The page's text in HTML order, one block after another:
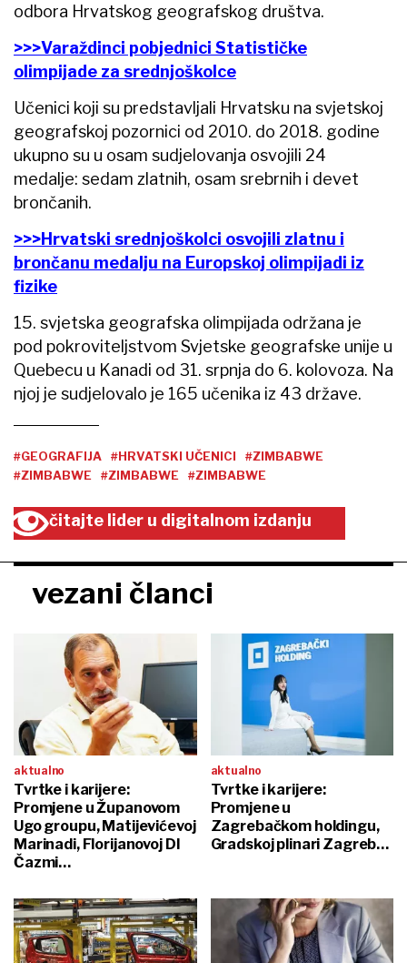
odbora Hrvatskog geografskog društva.
>>>Varaždinci pobjednici Statističke
olimpijade za srednjoškolce
Učenici koji su predstavljali Hrvatsku na svjetskoj
geografskoj pozornici od 2010. do 2018. godine
ukupno su u osam sudjelovanja osvojili 24
medalje: sedam zlatnih, osam srebrnih i devet
brončanih.
>>>Hrvatski srednjoškolci osvojili zlatnu i
brončanu medalju na Europskoj olimpijadi iz
fizike
15. svjetska geografska olimpijada održana je
pod pokroviteljstvom Svjetske geografske unije u
Quebecu u Kanadi od 31. srpnja do 6. kolovoza. Na
njoj je sudjelovalo je 165 učenika iz 43 države.
#GEOGRAFIJA #HRVATSKI UČENICI
#ZIMBABWE
#ZIMBABWE
#ZIMBABWE #ZIMBABWE
čitajte lider u digitalnom izdanju
vezani članci
aktualno
Tvrtke i karijere:
Promjene u Županovom
Ugo groupu, Matijevićevoj
Marinadi, Florijanovoj DI
Čazmi…
aktualno
Tvrtke i karijere:
Promjene u
Zagrebačkom holdingu,
Gradskoj plinari Zagreb…